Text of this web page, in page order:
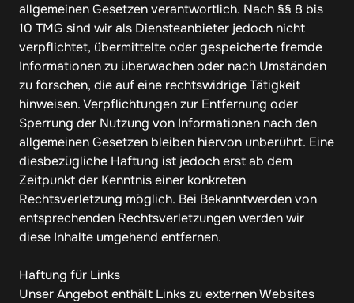
allgemeinen Gesetzen verantwortlich. Nach §§ 8 bis
10 TMG sind wir als Diensteanbieter jedoch nicht
verpflichtet, übermittelte oder gespeicherte fremde
Informationen zu überwachen oder nach Umständen
zu forschen, die auf eine rechtswidrige Tätigkeit
hinweisen. Verpflichtungen zur Entfernung oder
Sperrung der Nutzung von Informationen nach den
allgemeinen Gesetzen bleiben hiervon unberührt. Eine
diesbezügliche Haftung ist jedoch erst ab dem
Zeitpunkt der Kenntnis einer konkreten
Rechtsverletzung möglich. Bei Bekanntwerden von
entsprechenden Rechtsverletzungen werden wir
diese Inhalte umgehend entfernen.
Haftung für Links
Unser Angebot enthält Links zu externen Websites